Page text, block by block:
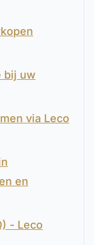
bij uw
via Leco
en
- Leco